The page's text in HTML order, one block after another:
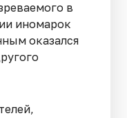
в
иномарок
оказался